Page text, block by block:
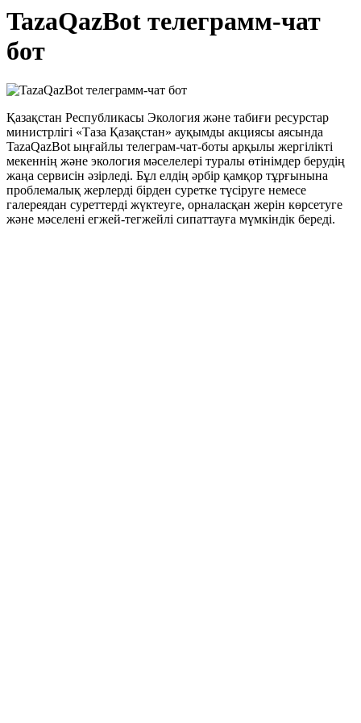
TazaQazBot телеграмм-чат
бот
Қазақстан Республикасы Экология және табиғи ресурстар
министрлігі «Таза Қазақстан» ауқымды акциясы аясында
TazaQazBot ыңғайлы телеграм-чат-боты арқылы жергілікті
мекеннің және экология мәселелері туралы өтінімдер берудің
жаңа сервисін әзірледі. Бұл елдің әрбір қамқор тұрғынына
проблемалық жерлерді бірден суретке түсіруге немесе
галереядан суреттерді жүктеуге, орналасқан жерін көрсетуге
және мәселені егжей-тегжейлі сипаттауға мүмкіндік береді.